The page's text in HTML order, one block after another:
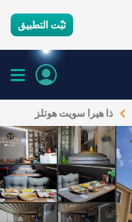
ثبّت التطبيق
ذا هيرا سويت هوتلز